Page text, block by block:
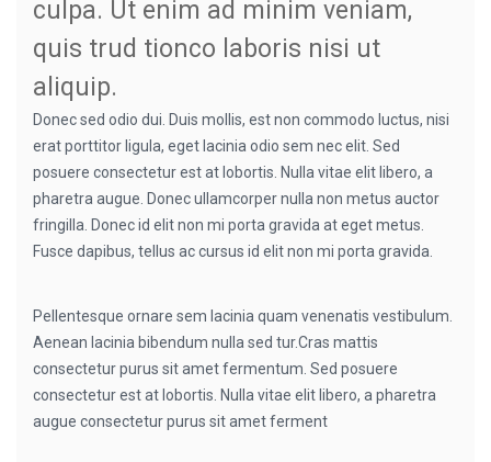
culpa. Ut enim ad minim veniam,
quis trud tionco laboris nisi ut
aliquip.
Donec sed odio dui. Duis mollis, est non commodo luctus, nisi
erat porttitor ligula, eget lacinia odio sem nec elit. Sed
posuere consectetur est at lobortis. Nulla vitae elit libero, a
pharetra augue. Donec ullamcorper nulla non metus auctor
fringilla. Donec id elit non mi porta gravida at eget metus.
Fusce dapibus, tellus ac cursus id elit non mi porta gravida.
Pellentesque ornare sem lacinia quam venenatis vestibulum.
Aenean lacinia bibendum nulla sed tur.Cras mattis
consectetur purus sit amet fermentum. Sed posuere
consectetur est at lobortis. Nulla vitae elit libero, a pharetra
augue consectetur purus sit amet ferment